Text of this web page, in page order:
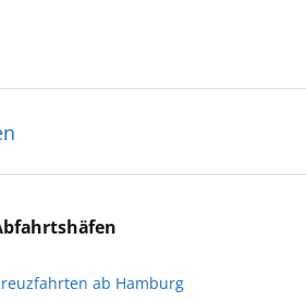
Expert:innen die Ausflüge
myaida stellen oder direkt
wir Ihnen, die
ab Hamburg